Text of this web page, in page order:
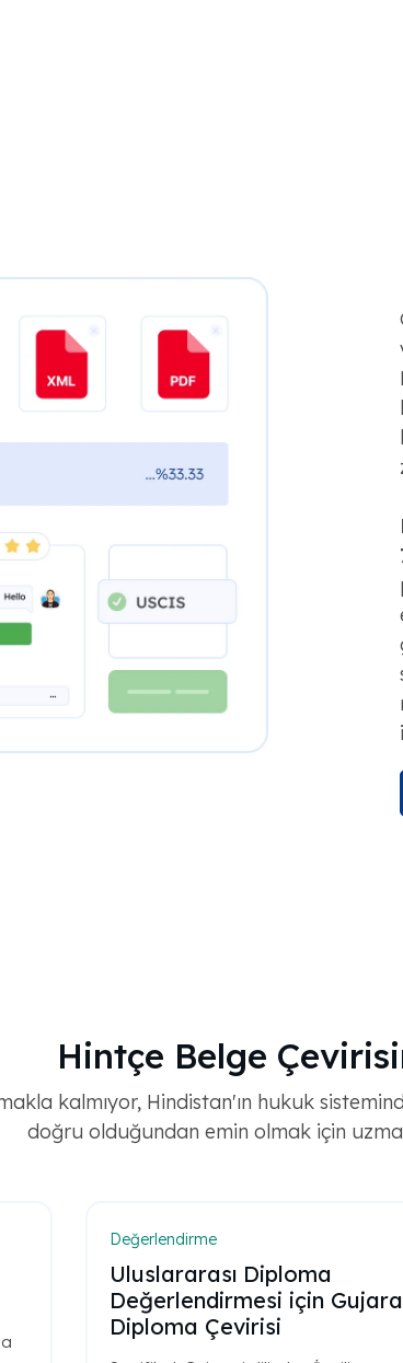
Hintçe Belge
kalmıyor, Hindistan'ın hukuk
doğru olduğundan emin olmak için
Değerlendirme
Uluslararası Diploma
Değerlendirmesi için
Diploma Çevirisi